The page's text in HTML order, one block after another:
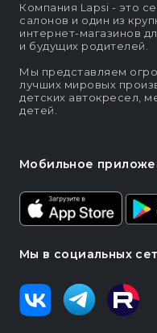
Компания Lapsi - это
салонов и один из
интернет-магазинов
и будущих родителей.
Мы представляем
лучших мировых
детских автокресел,
детей.
Мобильное
Мы в социальных